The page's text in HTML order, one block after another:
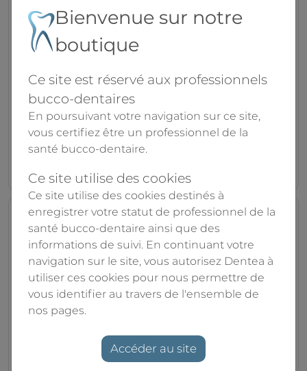
Retraction Paste
Voco
À partir de
68.90€
Kulzer
28.50€
Septasyl, 4x0,7 ml
Traxodent
Itena
Bienvenue sur notre
boutique
Ce site est réservé aux professionnels
bucco-dentaires
En poursuivant votre navigation sur ce site,
vous certifiez être un professionnel de la
santé bucco-dentaire.
Ce site utilise des cookies
Ce site utilise des cookies destinés à
enregistrer votre statut de professionnel de la
santé bucco-dentaire ainsi que des
informations de suivi. En continuant votre
navigation sur le site, vous autorisez Dentea à
utiliser ces cookies pour nous permettre de
vous identifier au travers de l'ensemble de
nos pages.
Accéder au site